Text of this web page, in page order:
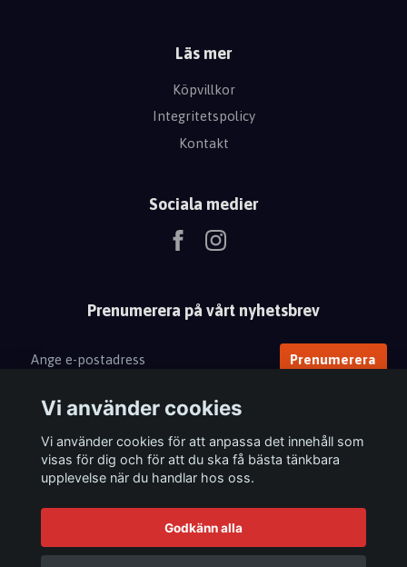
Läs mer
Köpvillkor
Integritetspolicy
Kontakt
Sociala medier
Prenumerera på vårt nyhetsbrev
Prenumerera
Vi använder cookies
Vi använder cookies för att anpassa det innehåll som
visas för dig och för att du ska få bästa tänkbara
upplevelse när du handlar hos oss.
Godkänn alla